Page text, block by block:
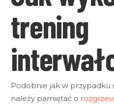
trening
Podobnie jak w przypadku
należy pamiętać o